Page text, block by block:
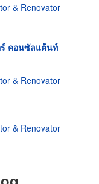
& Renovator
ร์ คอนซัลแต้นท์
& Renovator
& Renovator